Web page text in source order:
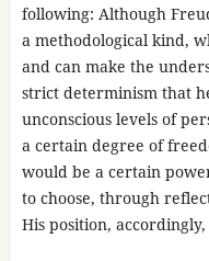
following: Although
a methodological kind,
and can make the
strict determinism that
unconscious levels of
a certain degree of
would be a certain
to choose, through
His position,